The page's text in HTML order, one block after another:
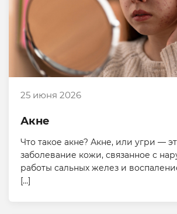
25 июня 2026
Акне
Что такое акне? Акне, или угри —
заболевание кожи, связанное с
работы сальных желез и
[…]